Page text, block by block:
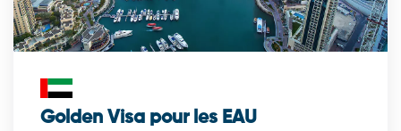
Golden Visa pour les EAU